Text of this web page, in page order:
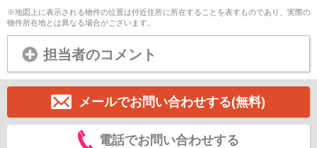
※地図上に表示される物件の位置は付近住所に所在することを表すものであり、実際の
物件所在地とは異なる場合がございます。
担当者のコメント
メールでお問い合わせする(無料)
電話でお問い合わせする